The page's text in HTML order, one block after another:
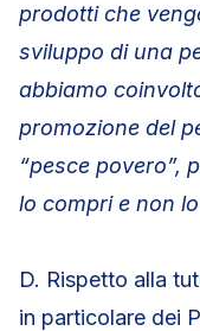
prodotti che
sviluppo di una
abbiamo
promozione del
“pesce povero”,
lo compri e non
D. Rispetto alla
in particolare dei